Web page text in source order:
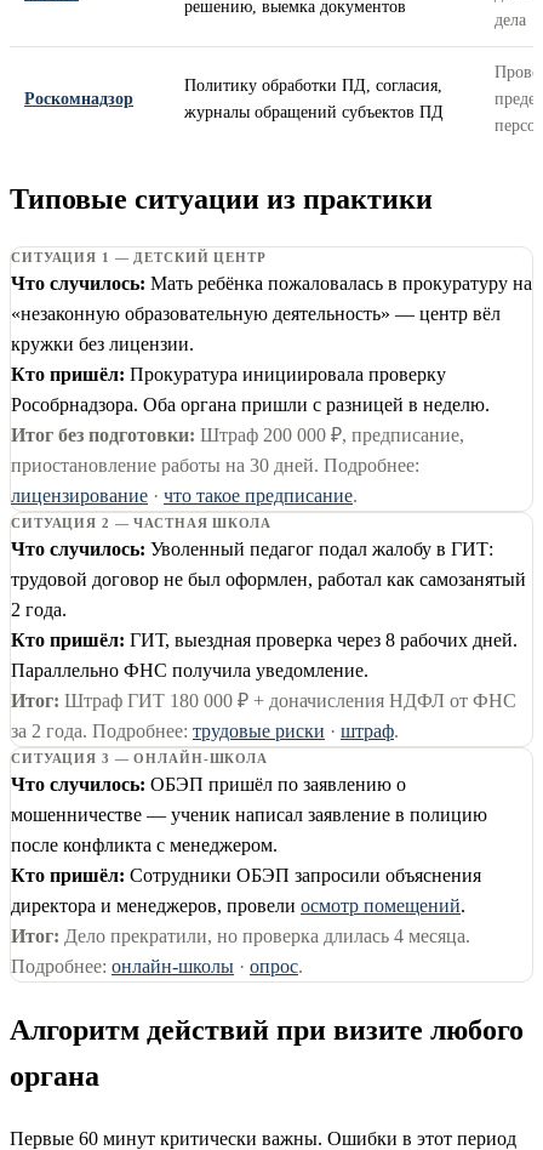
решению, выемка документов
дела
Роскомнадзор
Политику обработки ПД, согласия,
журналы обращений субъектов ПД
Типовые ситуации из практики
СИТУАЦИЯ 1 — ДЕТСКИЙ ЦЕНТР
Что случилось: Мать ребёнка пожаловалась в прокуратуру на
«незаконную образовательную деятельность» — центр вёл
кружки без лицензии.
Кто пришёл: Прокуратура инициировала проверку
Рособрнадзора. Оба органа пришли с разницей в неделю.
Итог без подготовки: Штраф 200 000 ₽, предписание,
приостановление работы на 30 дней. Подробнее:
лицензирование · что такое предписание.
СИТУАЦИЯ 2 — ЧАСТНАЯ ШКОЛА
Что случилось: Уволенный педагог подал жалобу в ГИТ:
трудовой договор не был оформлен, работал как самозанятый
2 года.
Кто пришёл: ГИТ, выездная проверка через 8 рабочих дней.
Параллельно ФНС получила уведомление.
Итог: Штраф ГИТ 180 000 ₽ + доначисления НДФЛ от ФНС
за 2 года. Подробнее: трудовые риски · штраф.
СИТУАЦИЯ 3 — ОНЛАЙН-ШКОЛА
Что случилось: ОБЭП пришёл по заявлению о
мошенничестве — ученик написал заявление в полицию
после конфликта с менеджером.
Кто пришёл: Сотрудники ОБЭП запросили объяснения
директора и менеджеров, провели осмотр помещений.
Итог: Дело прекратили, но проверка длилась 4 месяца.
Подробнее: онлайн-школы · опрос.
Алгоритм действий при визите любого
органа
Первые 60 минут критически важны. Ошибки в этот период